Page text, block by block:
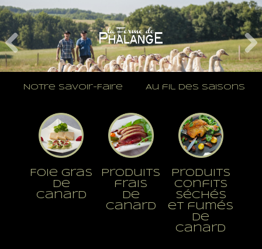
Notre Savoir-Faire Au fil des saisons
Foie Gras
de
Canard
Produits
frais
de
Canard
Produits
confits
séchés
et fumés
de
Canard